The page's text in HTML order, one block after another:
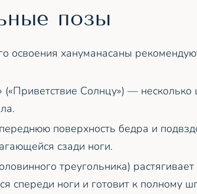
позы
освоения хануманасаны
(«Приветствие Солнцу») — несколько
поверхность бедра и
сзади ноги.
треугольника)
спереди ноги и готовит к полному